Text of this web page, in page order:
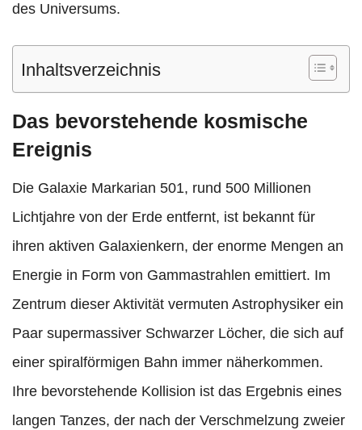
des Universums.
Inhaltsverzeichnis
Das bevorstehende kosmische
Ereignis
Die Galaxie Markarian 501, rund 500 Millionen
Lichtjahre von der Erde entfernt, ist bekannt für
ihren aktiven Galaxienkern, der enorme Mengen an
Energie in Form von Gammastrahlen emittiert. Im
Zentrum dieser Aktivität vermuten Astrophysiker ein
Paar supermassiver Schwarzer Löcher, die sich auf
einer spiralförmigen Bahn immer näherkommen.
Ihre bevorstehende Kollision ist das Ergebnis eines
langen Tanzes, der nach der Verschmelzung zweier